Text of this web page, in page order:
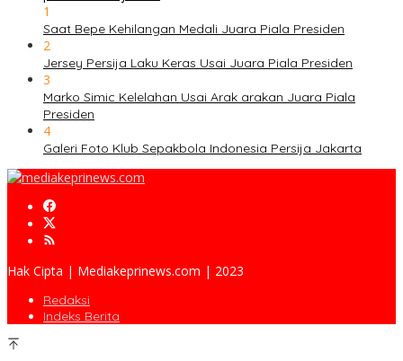
1
Saat Bepe Kehilangan Medali Juara Piala Presiden
2
Jersey Persija Laku Keras Usai Juara Piala Presiden
3
Marko Simic Kelelahan Usai Arak arakan Juara Piala
Presiden
4
Galeri Foto Klub Sepakbola Indonesia Persija Jakarta
Hak Cipta | Mediakeprinews.com | 2023
Redaksi
Indeks Berita